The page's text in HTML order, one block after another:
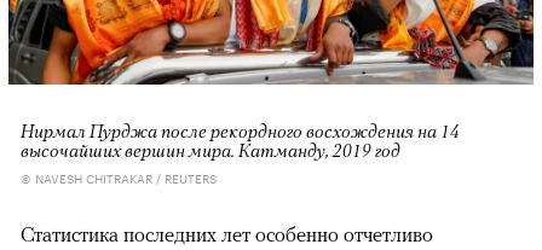
Нирмал Пурджа после рекордного восхождения на 14
высочайших вершин мира. Катманду, 2019 год
© NAVESH CHITRAKAR / REUTERS
Статистика последних лет особенно отчетливо